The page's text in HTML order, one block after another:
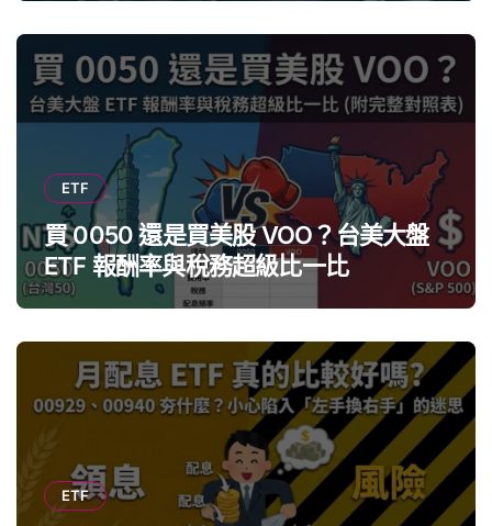
ETF
買 0050 還是買美股 VOO？台美大盤
ETF 報酬率與稅務超級比一比
ETF